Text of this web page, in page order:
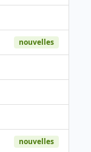
nouvelles
nouvelles